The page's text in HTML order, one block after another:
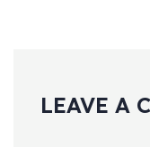
LEAVE A